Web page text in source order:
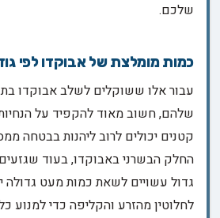
שלכם.
כמות מומלצת של אבוקדו לפי
עבור אלו ששוקלים לשלב אבוקדו
שלהם, חשוב מאוד להקפיד על הנחיות
קטנים יכולים לרוב ליהנות בבטחה
החלק הבשרני באבוקדו, בעוד שגזעים
גדול עשויים לשאת כמות מעט גדולה
לחלוטין מהזרע והקליפה כדי למנוע